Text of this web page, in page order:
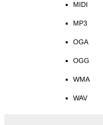
MIDI
MP3
OGA
OGG
WMA
WAV